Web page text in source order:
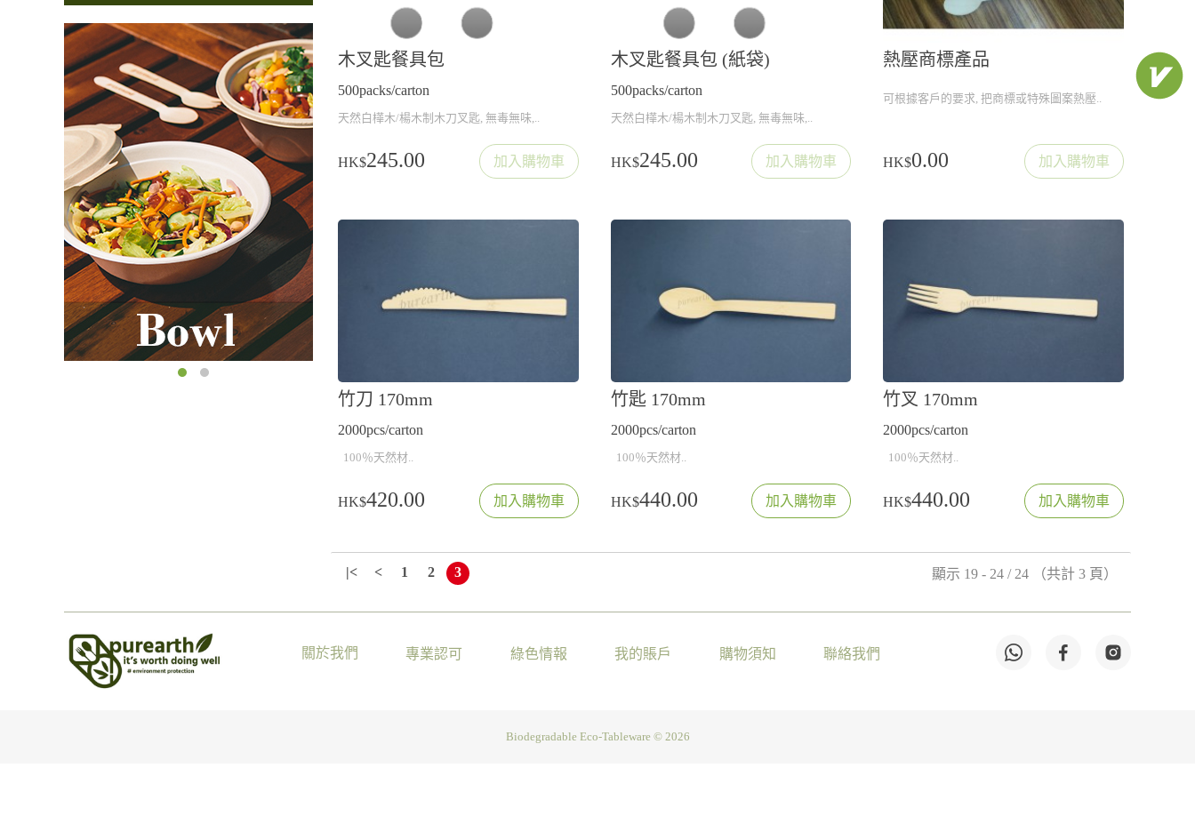
木叉匙餐具包
500packs/carton
天然白樺木/楊木制木刀叉匙, 無毒無味,..
HK$245.00 加入購物車
木叉匙餐具包 (紙袋)
500packs/carton
天然白樺木/楊木制木刀叉匙, 無毒無味,..
HK$245.00 加入購物車
熱壓商標產品
可根據客戶的要求, 把商標或特殊圖案熱壓..
HK$0.00 加入購物車
竹刀 170mm
2000pcs/carton
100％天然材..
HK$420.00 加入購物車
竹匙 170mm
2000pcs/carton
100％天然材..
HK$440.00 加入購物車
竹叉 170mm
2000pcs/carton
100％天然材..
HK$440.00 加入購物車
|< < 1 2 3 顯示 19 - 24 / 24 （共計 3 頁）
關於我們 專業認可 綠色情報 我的賬戶 購物須知 聯絡我們
Biodegradable Eco-Tableware © 2026